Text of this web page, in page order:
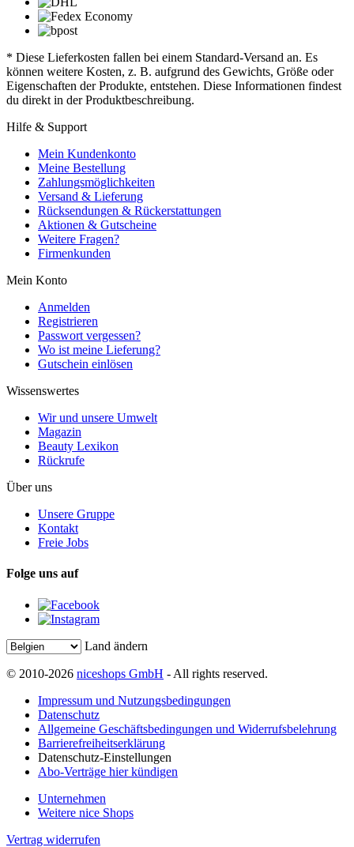
* Diese Lieferkosten fallen bei einem Standard-Versand an. Es
können weitere Kosten, z. B. aufgrund des Gewichts, Größe oder
Eigenschaften der Produkte, entstehen. Diese Informationen findest
du direkt in der Produktbeschreibung.
Hilfe & Support
Mein Kundenkonto
Meine Bestellung
Zahlungsmöglichkeiten
Versand & Lieferung
Rücksendungen & Rückerstattungen
Aktionen & Gutscheine
Weitere Fragen?
Firmenkunden
Mein Konto
Anmelden
Registrieren
Passwort vergessen?
Wo ist meine Lieferung?
Gutschein einlösen
Wissenswertes
Wir und unsere Umwelt
Magazin
Beauty Lexikon
Rückrufe
Über uns
Unsere Gruppe
Kontakt
Freie Jobs
Folge uns auf
Land ändern
© 2010-2026 niceshops GmbH - All rights reserved.
Impressum und Nutzungsbedingungen
Datenschutz
Allgemeine Geschäftsbedingungen und Widerrufsbelehrung
Barrierefreiheitserklärung
Datenschutz-Einstellungen
Abo-Verträge hier kündigen
Unternehmen
Weitere nice Shops
Vertrag widerrufen